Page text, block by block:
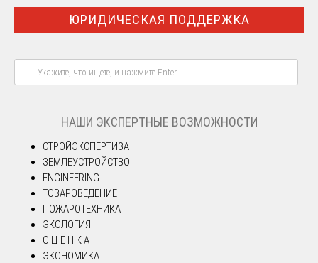
ЮРИДИЧЕСКАЯ ПОДДЕРЖКА
НАШИ ЭКСПЕРТНЫЕ ВОЗМОЖНОСТИ
СТРОЙЭКСПЕРТИЗА
ЗЕМЛЕУСТРОЙСТВО
ENGINEERING
ТОВАРОВЕДЕНИЕ
ПОЖАРОТЕХНИКА
ЭКОЛОГИЯ
О Ц Е Н К А
ЭКОНОМИКА